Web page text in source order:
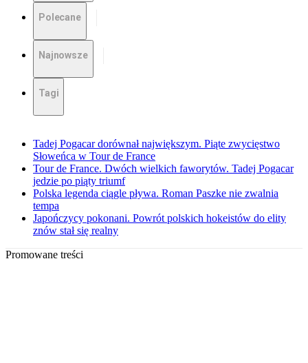
Polecane
Najnowsze
Tagi
Tadej Pogacar dorównał największym. Piąte zwycięstwo
Słoweńca w Tour de France
Tour de France. Dwóch wielkich faworytów. Tadej Pogacar
jedzie po piąty triumf
Polska legenda ciągle pływa. Roman Paszke nie zwalnia
tempa
Japończycy pokonani. Powrót polskich hokeistów do elity
znów stał się realny
Promowane treści